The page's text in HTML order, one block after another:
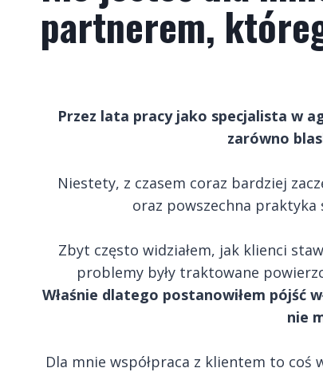
partnerem,
Przez lata pracy jako specjalista w
zarówno
Niestety, z czasem coraz bardziej
oraz powszechna praktyka
Zbyt często widziałem, jak klienci
problemy były traktowane
Właśnie dlatego postanowiłem pójść
nie
Dla mnie współpraca z klientem to coś